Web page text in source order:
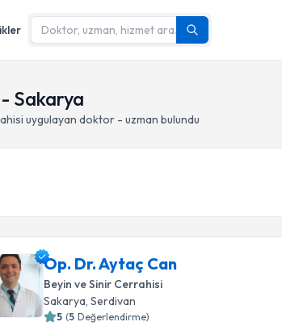
Sakarya
uygulayan doktor - uzman bulundu
Op. Dr. Aytaç Can
Beyin ve Sinir Cerrahisi
Sakarya, Serdivan
5 (5 Değerlendirme)